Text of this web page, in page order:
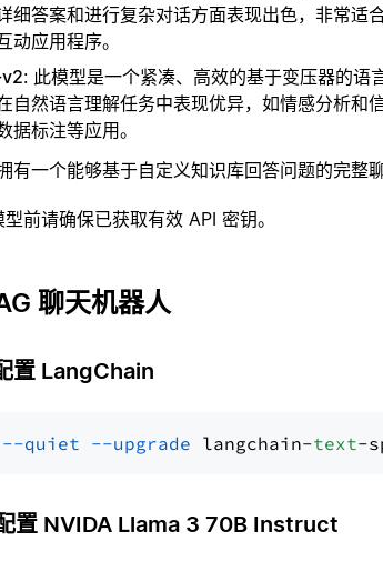
细答案和进行复杂对话方面表现出色，非常适
动应用程序。
: 此模型是一个紧凑、高效的基于变压器的语
自然语言理解任务中表现优异，如情感分析和
据标注等应用。
有一个能够基于自定义知识库回答问题的完整聊
前请确保已获取有效 API 密钥。
聊天机器人
置 LangChain
--quiet --upgrade langchain-text
置 NVIDA Llama 3 70B Instruct